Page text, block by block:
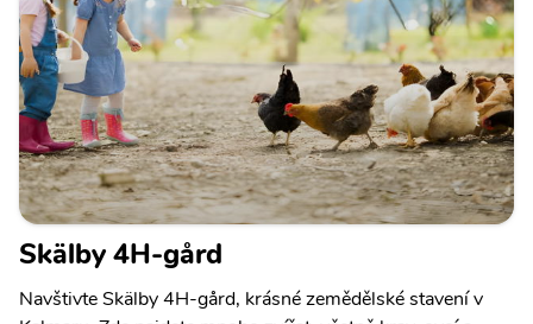
Skälby 4H-gård
Navštivte Skälby 4H-gård, krásné zemědělské stavení v